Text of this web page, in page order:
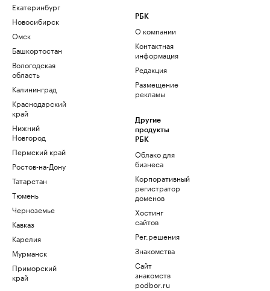
Екатеринбург
Новосибирск
Омск
Башкортостан
Вологодская
область
Калининград
Краснодарский
край
Нижний
Новгород
Пермский край
Ростов-на-Дону
Татарстан
Тюмень
Черноземье
Кавказ
Карелия
Мурманск
Приморский
край
РБК
О компании
Контактная
информация
Редакция
Размещение
рекламы
Другие
продукты
РБК
Облако для
бизнеса
Корпоративный
регистратор
доменов
Хостинг
сайтов
Рег.решения
Знакомства
Сайт
знакомств
podbor.ru